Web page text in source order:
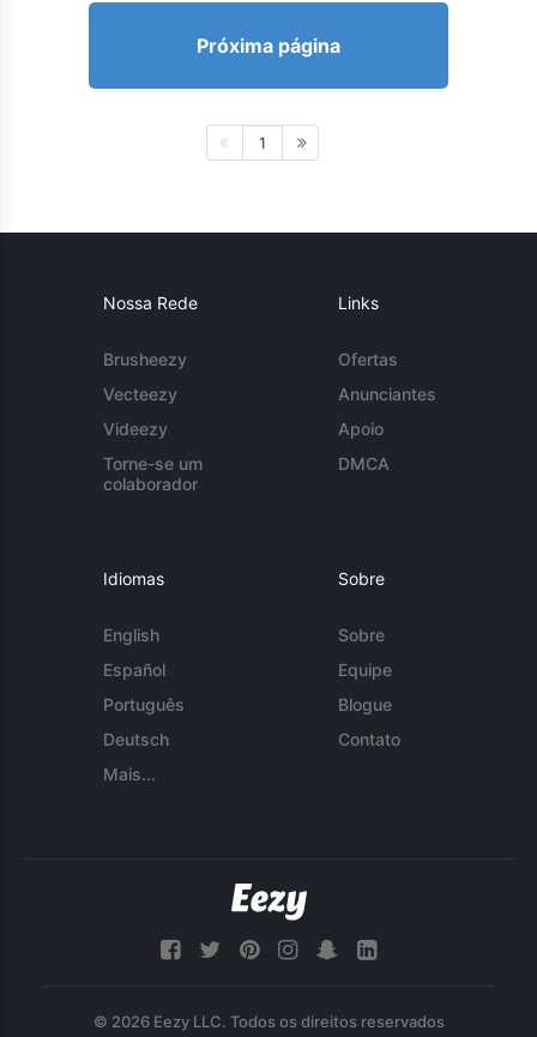
Próxima página
1
Nossa Rede
Brusheezy
Vecteezy
Videezy
Torne-se um
colaborador
Links
Ofertas
Anunciantes
Apoio
DMCA
Idiomas
English
Español
Português
Deutsch
Mais...
Sobre
Sobre
Equipe
Blogue
Contato
© 2026 Eezy LLC. Todos os direitos reservados